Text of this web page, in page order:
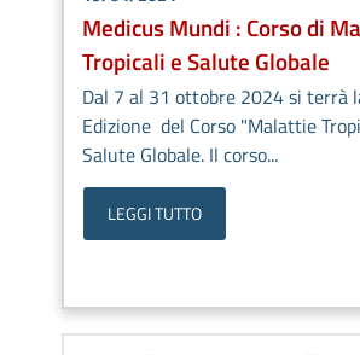
Medicus Mundi : Corso di
Tropicali e Salute Globale
Dal 7 al 31 ottobre 2024 si terrà
Edizione del Corso "Malattie
Salute Globale. Il corso...
LEGGI TUTTO